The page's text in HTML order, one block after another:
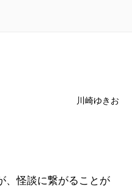
川崎ゆきお
、怪談に繋がることが